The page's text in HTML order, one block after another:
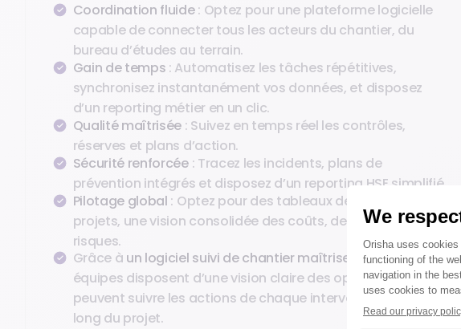
Coordination fluide: Optez pour une plateforme logicielle
capable de connecter tous les acteurs du chantier, du
bureau d’études au terrain.
Gain de temps : Automatisez les tâches répétitives,
synchronisez instantanément vos données, et disposez
d’un reporting métier en un clic.
Qualité maîtrisée : Suivez en temps réel les contrôles,
réserves et plans d’action.
Sécurité renforcée: Tracez les incidents, plans de
prévention intégrés et disposez d’un reporting HSE simplifié.
Pilotage global : Optez pour des tableaux de bord multi-
projets, une vision consolidée des coûts, des délais et des
risques.
Grâce à un logiciel suivi de chantier maîtrise d’œuvre, les
équipes disposent d’une vision claire des opérations et
peuvent suivre les actions de chaque intervenant tout au
long du projet.